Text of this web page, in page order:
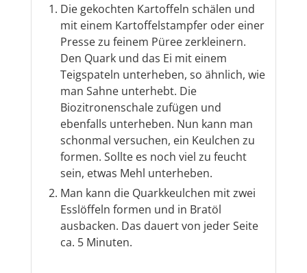
Die gekochten Kartoffeln schälen und
mit einem Kartoffelstampfer oder einer
Presse zu feinem Püree zerkleinern.
Den Quark und das Ei mit einem
Teigspateln unterheben, so ähnlich, wie
man Sahne unterhebt. Die
Biozitronenschale zufügen und
ebenfalls unterheben. Nun kann man
schonmal versuchen, ein Keulchen zu
formen. Sollte es noch viel zu feucht
sein, etwas Mehl unterheben.
Man kann die Quarkkeulchen mit zwei
Esslöffeln formen und in Bratöl
ausbacken. Das dauert von jeder Seite
ca. 5 Minuten.